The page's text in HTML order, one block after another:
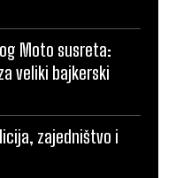
Moto susreta:
veliki bajkerski
zajedništvo i